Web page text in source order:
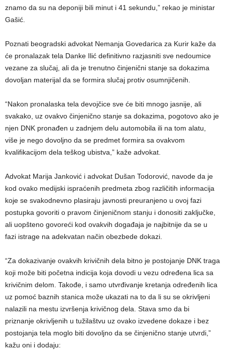
znamo da su na deponiji bili minut i 41 sekundu,” rekao je ministar
Gašić.
Poznati beogradski advokat Nemanja Govedarica za Kurir kaže da
će pronalazak tela Danke Ilić definitivno razjasniti sve nedoumice
vezane za slučaj, ali da je trenutno činjenični stanje sa dokazima
dovoljan materijal da se formira slučaj protiv osumnjičenih.
“Nakon pronalaska tela devojčice sve će biti mnogo jasnije, ali
svakako, uz ovakvo činjenično stanje sa dokazima, pogotovo ako je
njen DNK pronađen u zadnjem delu automobila ili na tom alatu,
više je nego dovoljno da se predmet formira sa ovakvom
kvalifikacijom dela teškog ubistva,” kaže advokat.
Advokat Marija Janković i advokat Dušan Todorović, navode da je
kod ovako medijski ispraćenih predmeta zbog različitih informacija
koje se svakodnevno plasiraju javnosti preuranjeno u ovoj fazi
postupka govoriti o pravom činjeničnom stanju i donositi zaključke,
ali uopšteno govoreći kod ovakvih događaja je najbitnije da se u
fazi istrage na adekvatan način obezbede dokazi.
“Za dokazivanje ovakvih krivičnih dela bitno je postojanje DNK traga
koji može biti početna indicija koja dovodi u vezu određena lica sa
krivičnim delom. Takođe, i samo utvrđivanje kretanja određenih lica
uz pomoć baznih stanica može ukazati na to da li su se okrivljeni
nalazili na mestu izvršenja krivičnog dela. Stava smo da bi
priznanje okrivljenih u tužilaštvu uz ovako izvedene dokaze i bez
postojanja tela moglo biti dovoljno da se činjenično stanje utvrdi,”
kažu oni i dodaju: